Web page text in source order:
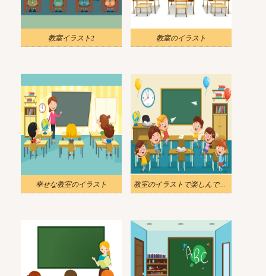
教室イラスト2 教室のイラスト
幸せな教室のイラスト 教室のイラストで楽しんでください